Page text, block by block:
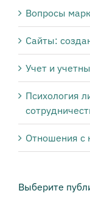
Вопросы
Сайты:
Учет и
Психология
Отношения с
Выберите